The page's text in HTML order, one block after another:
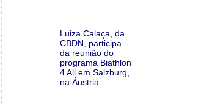
Luiza Calaça, da
CBDN, participa
da reunião do
programa Biathlon
4 All em Salzburg,
na Áustria